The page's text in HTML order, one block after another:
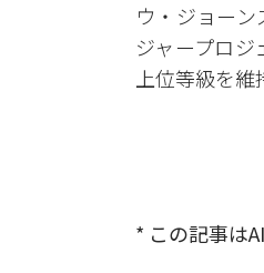
ウ・ジョー
ジャープロ
上位等級を維
* この記事は